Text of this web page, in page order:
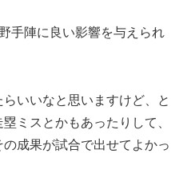
手陣に良い影響を与えられ
らいいなと思いますけど、と
ミスとかもあったりして、
成果が試合で出せてよかっ